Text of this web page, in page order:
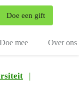
Doe een gift
Doe mee Over ons
|